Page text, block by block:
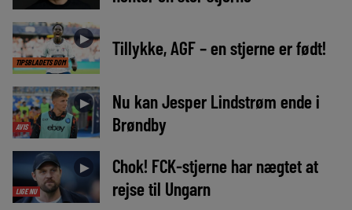
TIPSBLADETS DOM
► Tillykke, AGF – en stjerne er født!
AVIS
►
Nu kan Jesper Lindstrøm ende i
Brøndby
LIGE NU
►
Chok! FCK-stjerne har nægtet at
rejse til Ungarn